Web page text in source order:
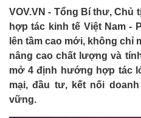
Tổ chức nhân sự
Quốc hội
Nhận diện sự thật
VOV.VN - Tổng Bí thư, Chủ
hợp tác kinh tế Việt Nam -
lên tầm cao mới, không chỉ
nâng cao chất lượng và
mở 4 định hướng hợp tác
mại, đầu tư, kết nối
vững.